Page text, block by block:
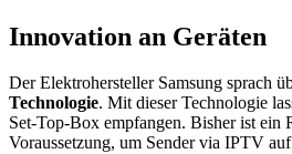
Innovation an Geräten
Der Elektrohersteller Samsung sprach
Technologie. Mit dieser Technologie
Set-Top-Box empfangen. Bisher ist ein
Voraussetzung, um Sender via IPTV